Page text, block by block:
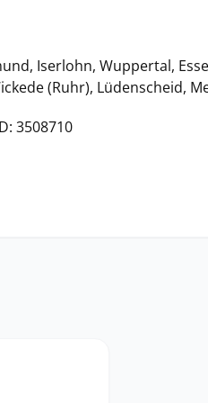
Iserlohn, Wuppertal,
(Ruhr), Lüdenscheid,
3508710